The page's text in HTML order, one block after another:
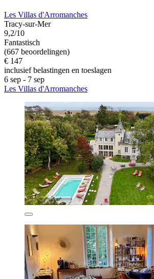
Les Villas d'Arromanches
Tracy-sur-Mer
9,2/10
Fantastisch
(667 beoordelingen)
€ 147
inclusief belastingen en toeslagen
6 sep - 7 sep
Les Villas d'Arromanches